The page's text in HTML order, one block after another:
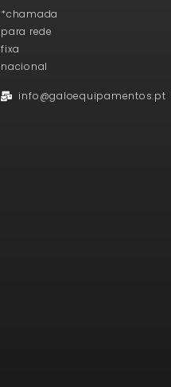
*chamada
para rede
fixa
nacional
info@galoequipamentos.pt